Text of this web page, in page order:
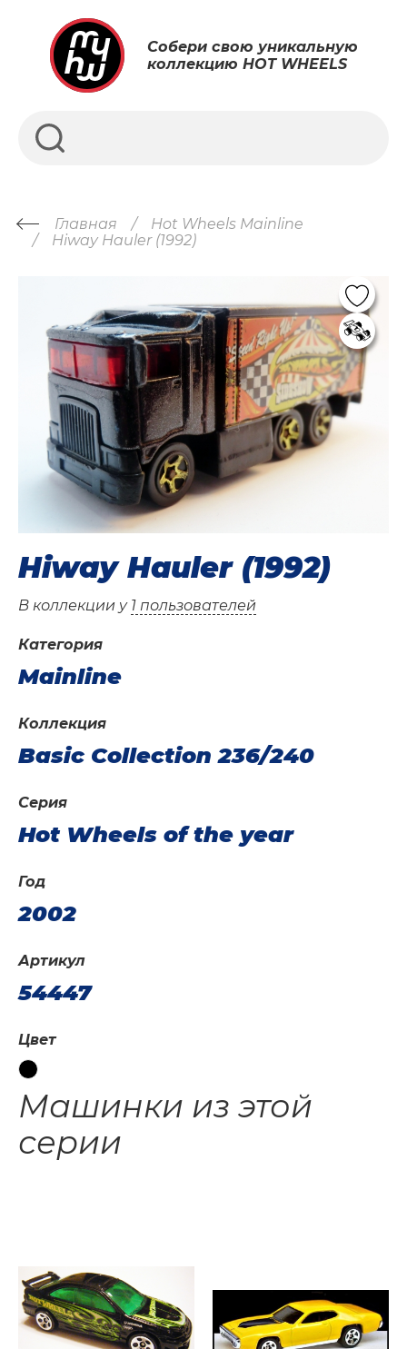
Собери свою уникальную
коллекцию HOT WHEELS
Главная
Hot Wheels Mainline
Hiway Hauler (1992)
Hiway Hauler (1992)
В коллекции у 1 пользователей
Категория
Mainline
Год
2002
Коллекция
Basic Collection 236/240
Артикул
54447
Серия
Hot Wheels of the year
Цвет
Машинки из этой
серии